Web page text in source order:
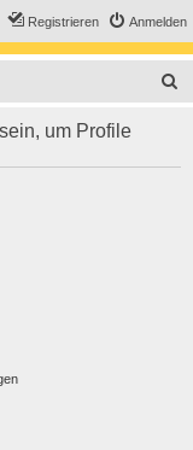
Anmelden
Registrieren
h
um Profile